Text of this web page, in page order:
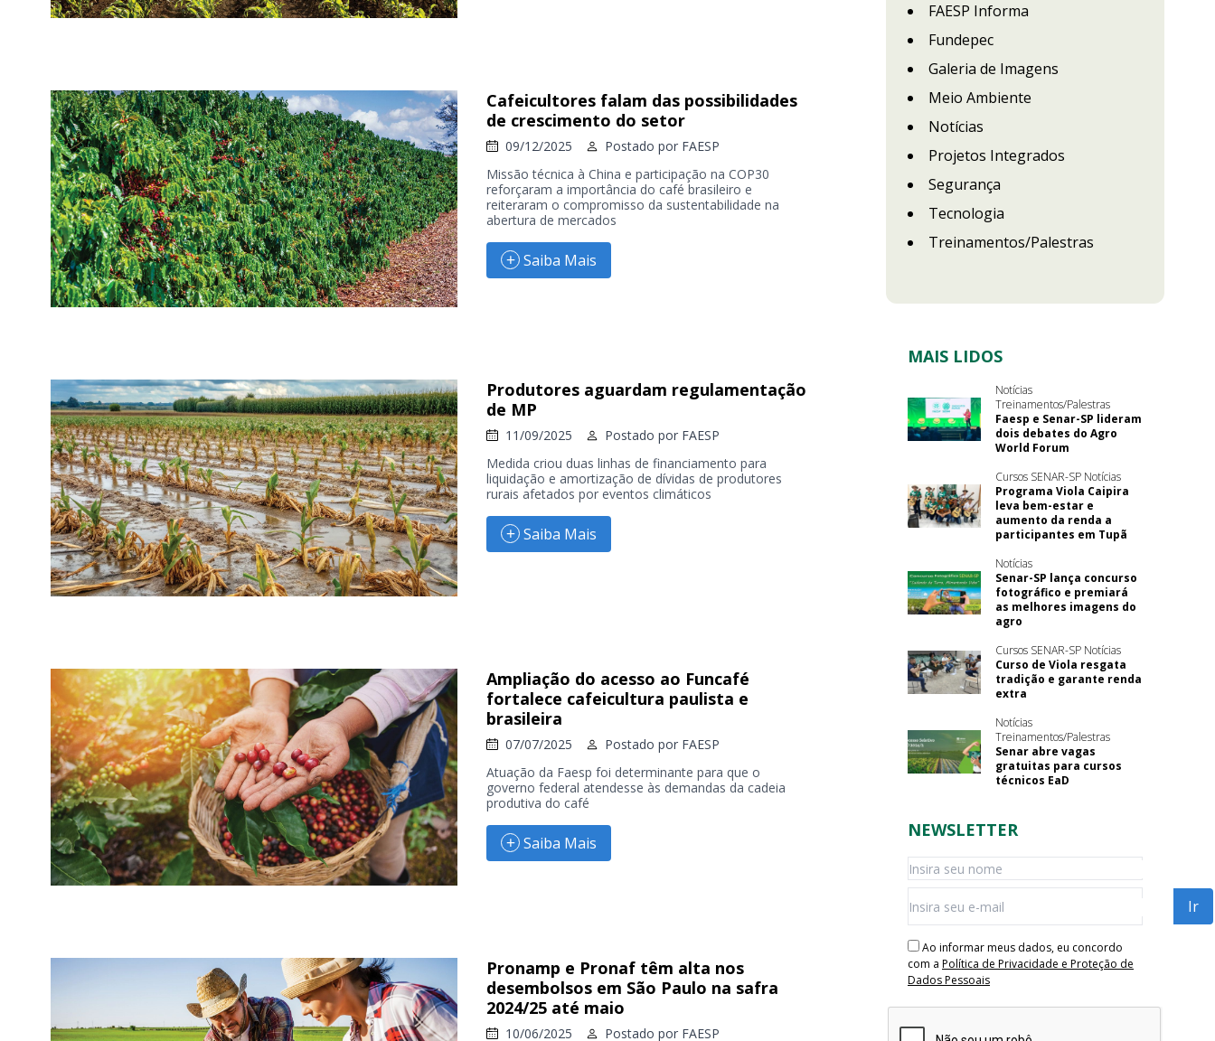
Cafeicultores falam das possibilidades
de crescimento do setor
09/12/2025 Postado por FAESP
Missão técnica à China e participação na COP30
reforçaram a importância do café brasileiro e
reiteraram o compromisso da sustentabilidade na
abertura de mercados
Saiba Mais
Produtores aguardam regulamentação
de MP
11/09/2025 Postado por FAESP
Medida criou duas linhas de financiamento para
liquidação e amortização de dívidas de produtores
rurais afetados por eventos climáticos
Saiba Mais
Ampliação do acesso ao Funcafé
fortalece cafeicultura paulista e
brasileira
07/07/2025 Postado por FAESP
Atuação da Faesp foi determinante para que o
governo federal atendesse às demandas da cadeia
produtiva do café
Saiba Mais
Pronamp e Pronaf têm alta nos
desembolsos em São Paulo na safra
2024/25 até maio
10/06/2025 Postado por FAESP
FAESP Informa
Fundepec
Galeria de Imagens
Meio Ambiente
Notícias
Projetos Integrados
Segurança
Tecnologia
Treinamentos/Palestras
MAIS LIDOS
Notícias
Treinamentos/Palestras
Faesp e Senar-SP lideram
dois debates do Agro
World Forum
Cursos SENAR-SP Notícias
Programa Viola Caipira
leva bem-estar e
aumento da renda a
participantes em Tupã
Notícias
Senar-SP lança concurso
fotográfico e premiará
as melhores imagens do
agro
Cursos SENAR-SP Notícias
Curso de Viola resgata
tradição e garante renda
extra
Notícias
Treinamentos/Palestras
Senar abre vagas
gratuitas para cursos
técnicos EaD
NEWSLETTER
Ao informar meus dados, eu concordo
com a Política de Privacidade e Proteção de
Dados Pessoais